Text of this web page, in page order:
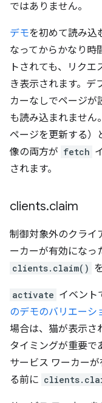
ではありません。
デモを初めて読み込
なってからかなり時
トされても、リク
き表示されます。デ
カーなしでページが
も読み込まれません。
ページを更新する）
像の両方が fetch
されます。
clients.claim
制御対象外のクライ
ーカーが有効になっ
clients.claim()
activate イベント
のデモのバリエーシ
場合は、猫が表示さ
タイミングが重要で
サービス ワーカー
る前に